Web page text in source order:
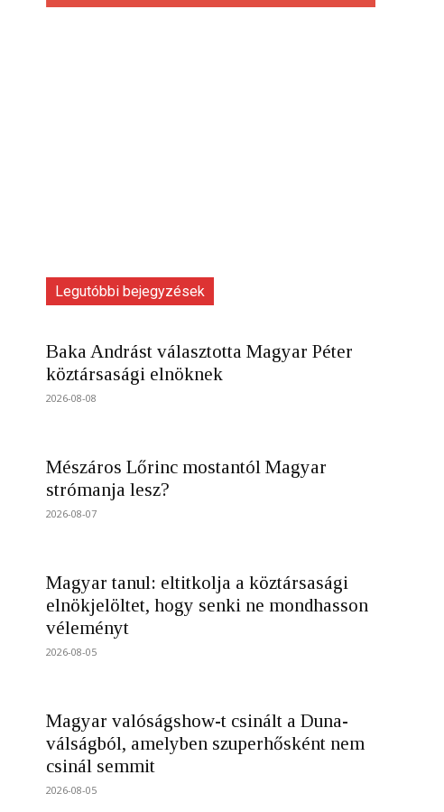
Legutóbbi bejegyzések
Baka Andrást választotta Magyar Péter
köztársasági elnöknek
2026-08-08
Mészáros Lőrinc mostantól Magyar
strómanja lesz?
2026-08-07
Magyar tanul: eltitkolja a köztársasági
elnökjelöltet, hogy senki ne mondhasson
véleményt
2026-08-05
Magyar valóságshow-t csinált a Duna-
válságból, amelyben szuperhősként nem
csinál semmit
2026-08-05